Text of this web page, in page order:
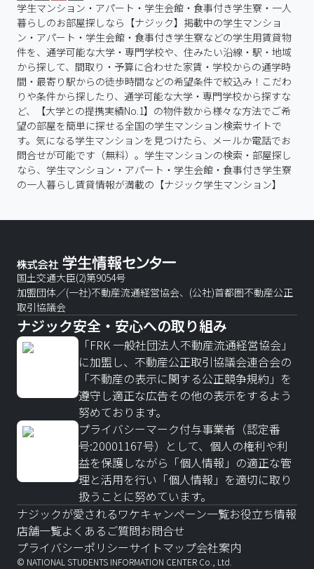
学生マンション・アパート・学生会館・食事付き学生寮・一人
暮らしのお部屋探しなら【ナジック】掲載中の学生マンショ
ン・アパート・学生会館・食事付き学生寮などの学生用賃貸物
件を、通学可能な大学・専門学校や、住みたい沿線・駅・地域
から探して、間取り・予算に合わせた家賃・学校からの通学時
間・最寄り駅からの徒歩時間などの希望条件で絞込み！こだわ
りや条件から探したり、通学可能な大学・専門学校から探すな
ど、【大学との提携実績No.1】の物件数から様々な方法でご希
望の部屋を簡単に探せる全国の学生マンション検索サイトで
す。気になる学生マンションを見つけたら、メールか電話でお
問合せが可能です（無料）。学生マンションの検索・部屋探し
なら、学生マンション・アパート・学生会館・食事付き学生寮
の一人暮らし賃貸情報が満載の【ナジック学生マンション】
国土交通大臣(2)第9054号
加盟団体／(一社)不動産流通経営協会、(公社)首都圏不動産公正
取引協議会
ナジック安全・安心への取り組み
「FRK 一般社団法人不動産流通経営協会」
に加盟し、不動産公正取引協議会連合会の
「不動産の表示に関する公正競争規約」を
遵守し適正な広告その他の表示をするよう
努めております。
プライバシーマーク付与事業者（認定番
号:20001167号）として、個人の権利や利
益を保護しながら「個人情報」の適正な管
理と活用を行い「個人情報」を適切に取り
扱うことに努めています。
ナジックが愛されるワケキャンペーン一覧お役立ち情報
店舗一覧よくあるご質問お問合せ
プライバシーポリシーサイトマップ会社案内
© NATIONAL STUDENTS INFORMATION CENTER Co., Ltd.